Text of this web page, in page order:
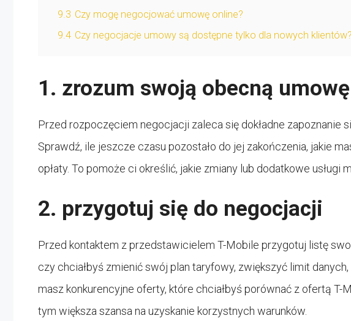
9.3 Czy mogę negocjować umowę online?
9.4 Czy negocjacje umowy są dostępne tylko dla nowych klientów?
1. zrozum swoją obecną umowę
Przed rozpoczęciem negocjacji zaleca się dokładne zapoznanie
Sprawdź, ile jeszcze czasu pozostało do jej zakończenia, jakie
opłaty. To pomoże ci określić, jakie zmiany lub dodatkowe usługi
2. przygotuj się do negocjacji
Przed kontaktem z przedstawicielem T-Mobile przygotuj listę
czy chciałbyś zmienić swój plan taryfowy, zwiększyć limit
masz konkurencyjne oferty, które chciałbyś porównać z ofertą T-
tym większa szansa na uzyskanie korzystnych warunków.